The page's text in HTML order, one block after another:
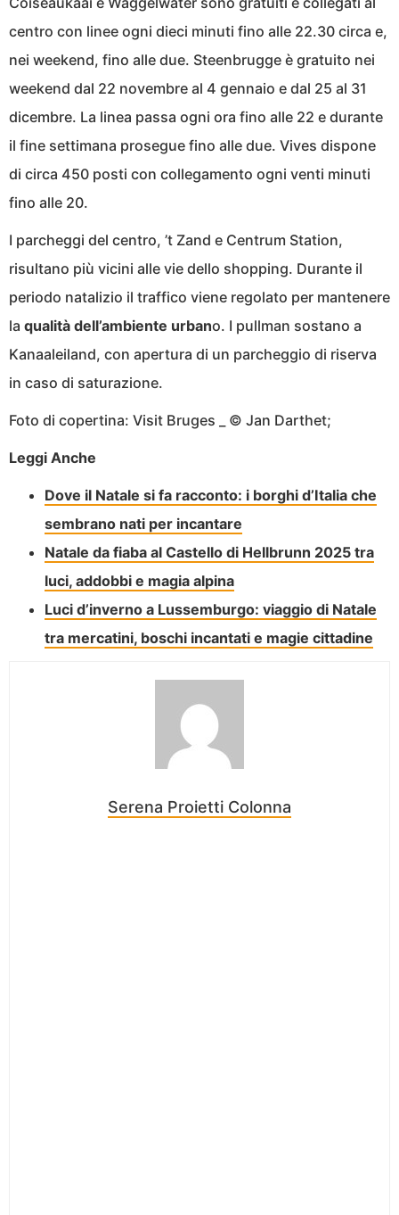
centro con linee ogni dieci minuti fino alle 22.30 circa e,
nei weekend, fino alle due. Steenbrugge è gratuito nei
weekend dal 22 novembre al 4 gennaio e dal 25 al 31
dicembre. La linea passa ogni ora fino alle 22 e durante
il fine settimana prosegue fino alle due. Vives dispone
di circa 450 posti con collegamento ogni venti minuti
fino alle 20.
I parcheggi del centro, ’t Zand e Centrum Station,
risultano più vicini alle vie dello shopping. Durante il
periodo natalizio il traffico viene regolato per mantenere
la qualità dell’ambiente urbano. I pullman sostano a
Kanaaleiland, con apertura di un parcheggio di riserva
in caso di saturazione.
Foto di copertina: Visit Bruges _ © Jan Darthet;
Leggi Anche
Dove il Natale si fa racconto: i borghi d’Italia che
sembrano nati per incantare
Natale da fiaba al Castello di Hellbrunn 2025 tra
luci, addobbi e magia alpina
Luci d’inverno a Lussemburgo: viaggio di Natale
tra mercatini, boschi incantati e magie cittadine
Serena Proietti Colonna